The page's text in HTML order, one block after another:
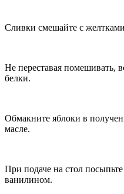
Сливки смешайте с
Не переставая помешивать,
белки.
Обмакните яблоки в
масле.
При подаче на стол
ванилином.